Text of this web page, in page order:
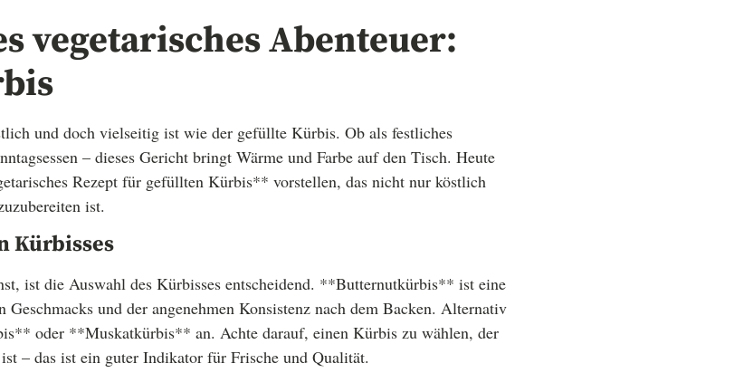
vegetarisches Abenteuer:
und doch vielseitig ist wie der gefüllte Kürbis. Ob als festliches
– dieses Gericht bringt Wärme und Farbe auf den Tisch. Heute
Rezept für gefüllten Kürbis** vorstellen, das nicht nur köstlich
ist.
Kürbisses
ist die Auswahl des Kürbisses entscheidend. **Butternutkürbis** ist eine
Geschmacks und der angenehmen Konsistenz nach dem Backen. Alternativ
oder **Muskatkürbis** an. Achte darauf, einen Kürbis zu wählen, der
– das ist ein guter Indikator für Frische und Qualität.